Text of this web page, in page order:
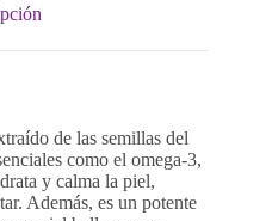
de las semillas del
como el omega-3,
y calma la piel,
Además, es un potente